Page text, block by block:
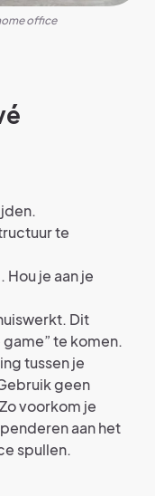
office
te
je aan je
Dit
te komen.
tussen je
geen
voorkom je
aan het
spullen.